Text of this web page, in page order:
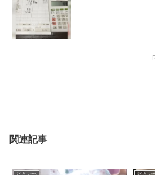
関連記事